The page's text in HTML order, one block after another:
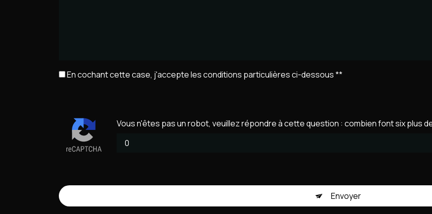
En cochant cette case, j'accepte les conditions particulières ci-dessous **
Vous n'êtes pas un robot, veuillez répondre à cette question : combien font six plus
Envoyer